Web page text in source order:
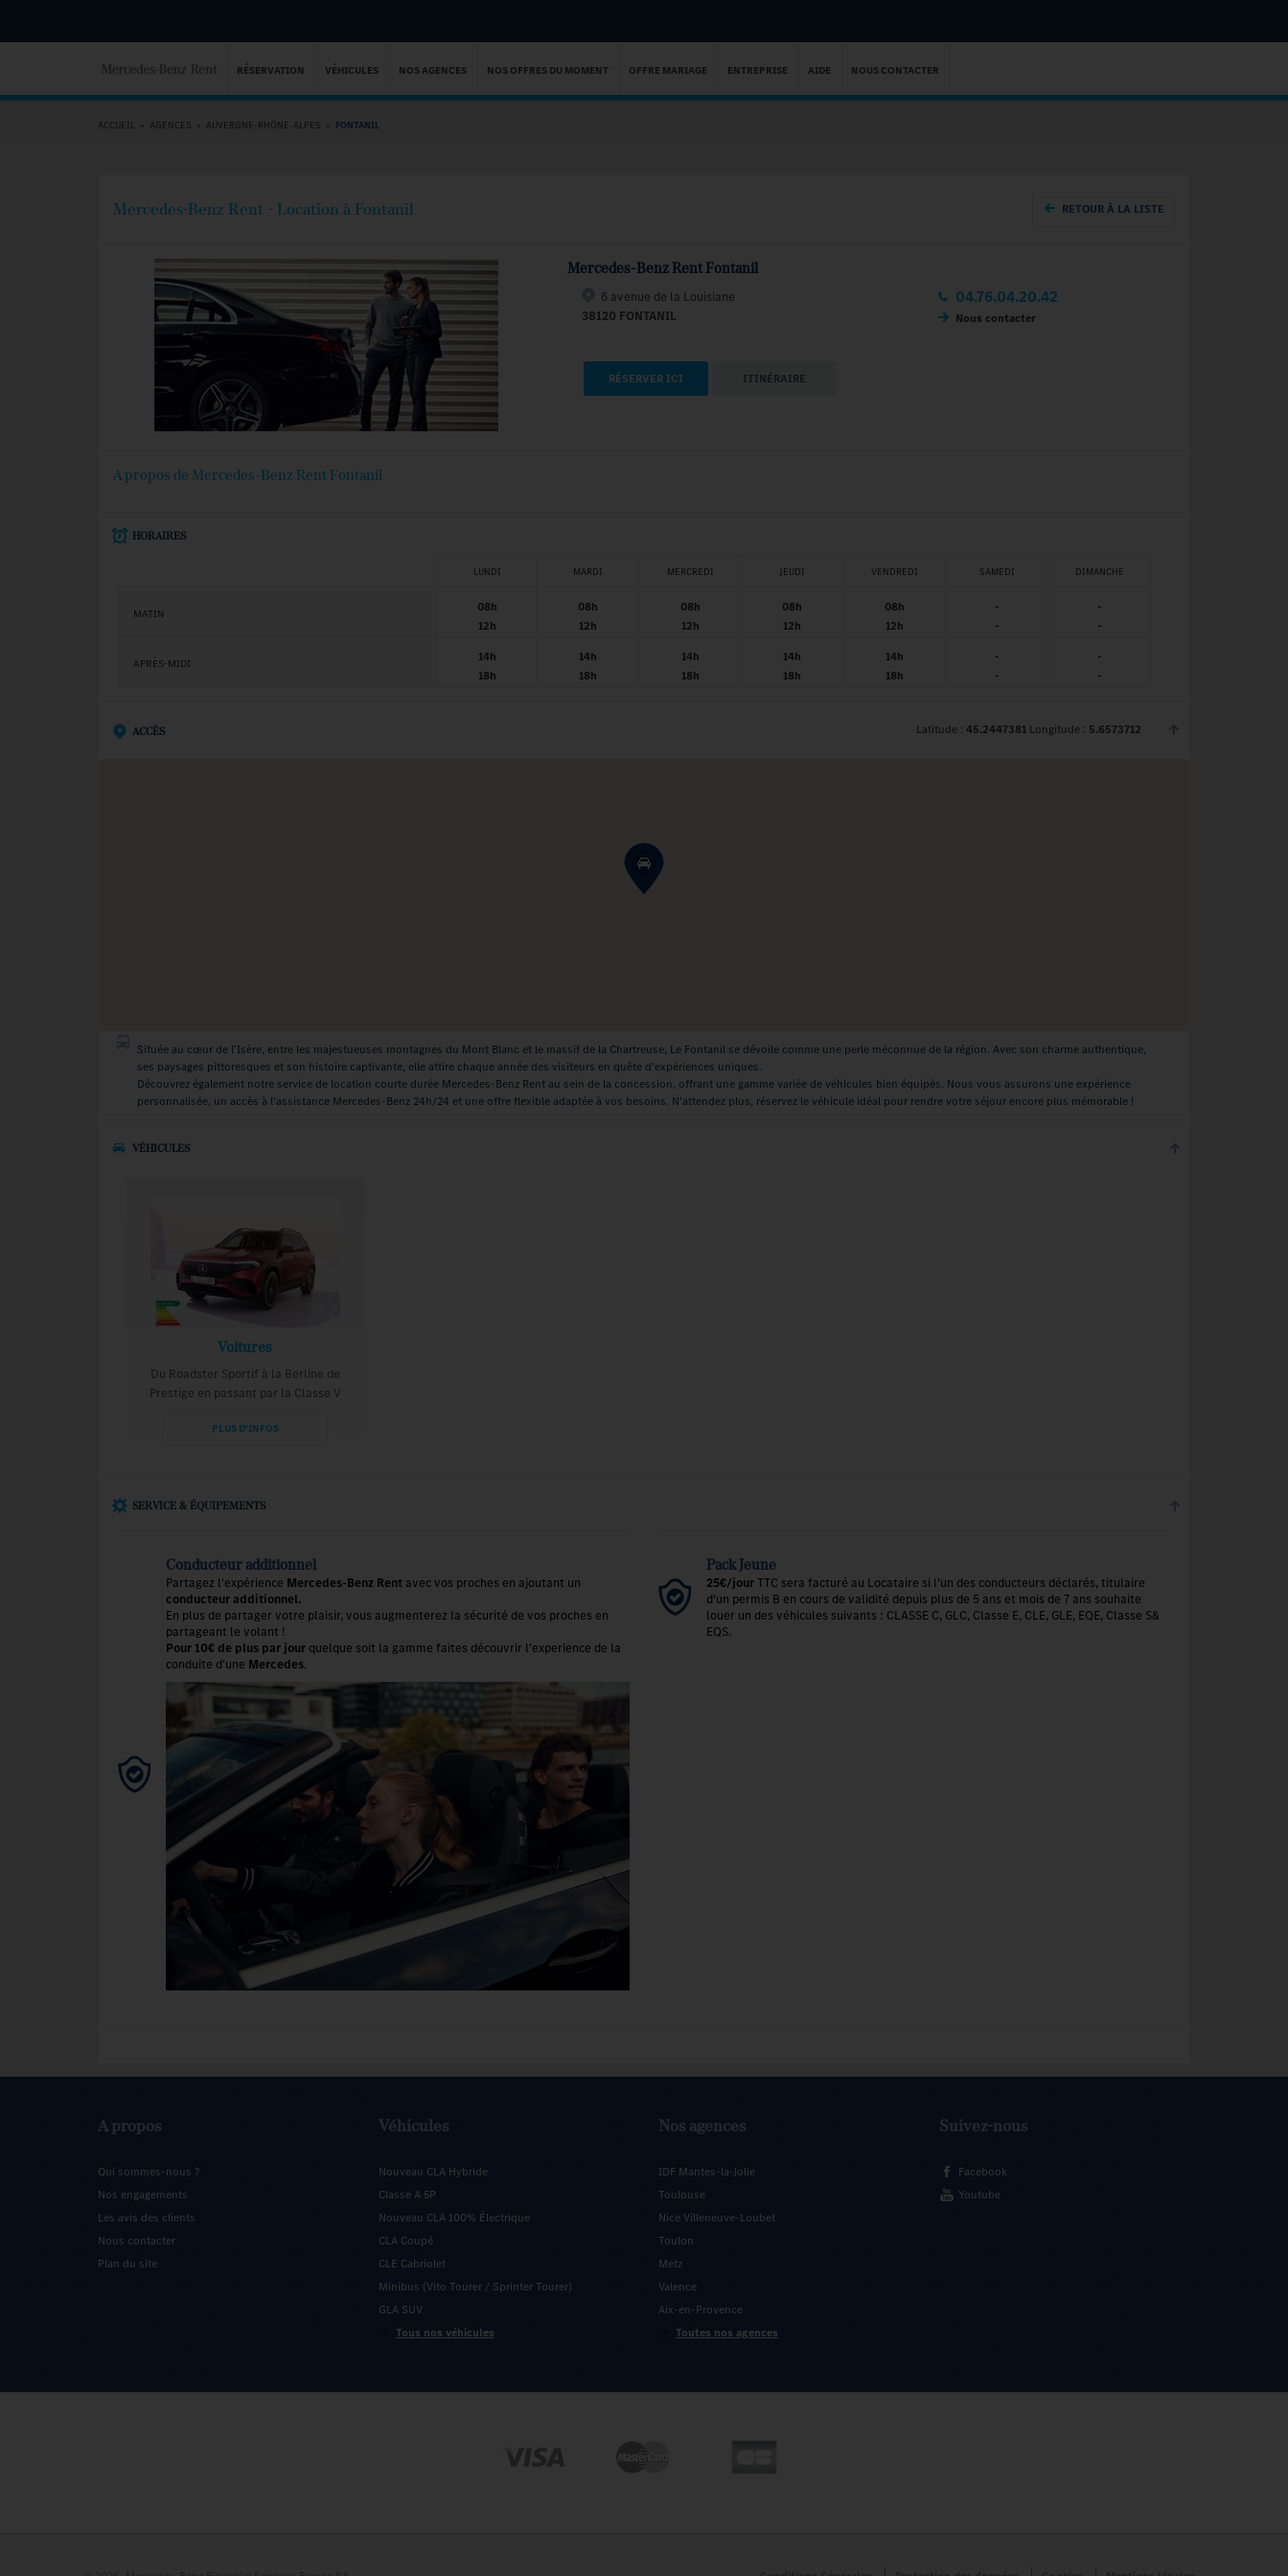
RÉSERVATION VÉHICULES NOS AGENCES NOS OFFRES DU MOMENT OFFRE MARIAGE ENTREPRISE AIDE NOUS CONTACTER
ACCUEIL » AGENCES » AUVERGNE-RHÔNE-ALPES » FONTANIL
Mercedes-Benz Rent - Location à Fontanil RETOUR À LA LISTE
Mercedes-Benz Rent Fontanil
6 avenue de la Louisiane
38120 FONTANIL
RÉSERVER ICI ITINÉRAIRE
04.76.04.20.42
Nous contacter
A propos de Mercedes-Benz Rent Fontanil
HORAIRES
LUNDI MARDI MERCREDI JEUDI VENDREDI SAMEDI DIMANCHE
MATIN
08h
12h
08h
12h
08h
12h
08h
12h
08h
12h
-
-
-
-
APRÈS-MIDI
14h
18h
14h
18h
14h
18h
14h
18h
14h
18h
-
-
-
-
ACCÈS Latitude : 45.2447381 Longitude : 5.6573712
Située au cœur de l'Isère, entre les majestueuses montagnes du Mont Blanc et le massif de la Chartreuse, Le Fontanil se dévoile comme une perle méconnue de la région. Avec son charme authentique,
ses paysages pittoresques et son histoire captivante, elle attire chaque année des visiteurs en quête d'expériences uniques.
Découvrez également notre service de location courte durée Mercedes-Benz Rent au sein de la concession, offrant une gamme variée de véhicules bien équipés. Nous vous assurons une expérience
personnalisée, un accès à l'assistance Mercedes-Benz 24h/24 et une offre flexible adaptée à vos besoins. N'attendez plus, réservez le véhicule idéal pour rendre votre séjour encore plus mémorable !
VÉHICULES
Voitures
Du Roadster Sportif à la Berline de
Prestige en passant par la Classe V
PLUS D'INFOS
SERVICE & ÉQUIPEMENTS
Conducteur additionnel
Partagez l'expérience Mercedes-Benz Rent avec vos proches en ajoutant un
conducteur additionnel.
En plus de partager votre plaisir, vous augmenterez la sécurité de vos proches en
partageant le volant !
Pour 10€ de plus par jour quelque soit la gamme faites découvrir l'experience de la
conduite d'une Mercedes.
Pack Jeune
25€/jourTTC sera facturé au Locataire si l’un des conducteurs déclarés, titulaire
d’un permis B en cours de validité depuis plus de 5 ans et mois de 7 ans souhaite
louer un des véhicules suivants : CLASSE C, GLC, Classe E, CLE, GLE, EQE, Classe S&
EQS.
A propos
Qui sommes-nous ?
Nos engagements
Les avis des clients
Nous contacter
Plan du site
Véhicules
Nouveau CLA Hybride
Classe A 5P
Nouveau CLA 100% Électrique
CLA Coupé
CLE Cabriolet
Minibus (Vito Tourer / Sprinter Tourer)
GLA SUV
Tous nos véhicules
Nos agences
IDF Mantes-la-Jolie
Toulouse
Nice Villeneuve-Loubet
Toulon
Metz
Valence
Aix-en-Provence
Toutes nos agences
Suivez-nous
Facebook
Youtube